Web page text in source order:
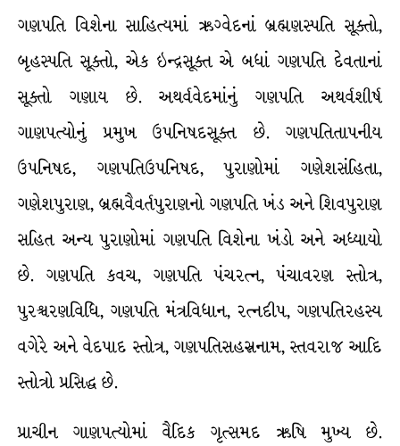
ગણપતિ વિશેના સાહિત્યમાં ઋગ્વેદનાં બ્રહ્મણસ્પતિ સૂક્તો,
બૃહસ્પતિ સૂક્તો, એક ઇન્દ્રસૂક્ત એ બધાં ગણપતિ દેવતાનાં
સૂક્તો ગણાય છે. અથર્વવેદમાંનું ગણપતિ અથર્વશીર્ષ
ગાણપત્યોનું પ્રમુખ ઉપનિષદસૂક્ત છે. ગણપતિતાપનીય
ઉપનિષદ, ગણપતિઉપનિષદ, પુરાણોમાં ગણેશસંહિતા,
ગણેશપુરાણ, બ્રહ્મવૈવર્તપુરાણનો ગણપતિ ખંડ અને શિવપુરાણ
સહિત અન્ય પુરાણોમાં ગણપતિ વિશેના ખંડો અને અધ્યાયો
છે. ગણપતિ કવચ, ગણપતિ પંચરત્ન, પંચાવરણ સ્તોત્ર,
પુરશ્ર્ચરણવિધિ, ગણપતિ મંત્રવિધાન, રત્નદીપ, ગણપતિરહસ્ય
વગેરે અને વેદપાદ સ્તોત્ર, ગણપતિસહસ્રનામ, સ્તવરાજ આદિ
સ્તોત્રો પ્રસિદ્ધ છે.
પ્રાચીન ગાણપત્યોમાં વૈદિક ગૃત્સમદ ઋષિ મુખ્ય છે.